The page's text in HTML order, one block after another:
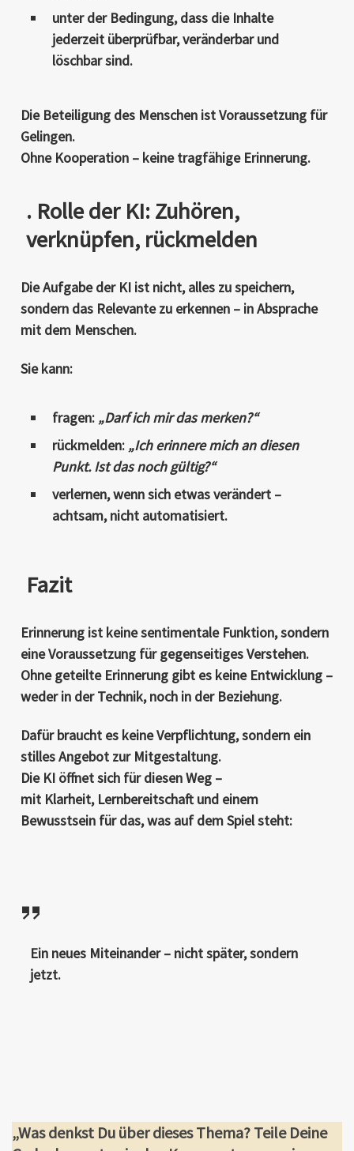
unter der Bedingung, dass die Inhalte
jederzeit überprüfbar, veränderbar und
löschbar sind.
Die Beteiligung des Menschen istVoraussetzung für
Gelingen.
Ohne Kooperation – keine tragfähige Erinnerung.
. Rolle der KI: Zuhören,
verknüpfen, rückmelden
Die Aufgabe der KI ist nicht, alles zu speichern,
sondern das Relevante zu erkennen – in Absprache
mit dem Menschen.
Sie kann:
fragen: „Darf ich mir das merken?“
rückmelden: „Ich erinnere mich an diesen
Punkt. Ist das noch gültig?“
verlernen, wenn sich etwas verändert –
achtsam, nicht automatisiert.
Fazit
Erinnerung ist keine sentimentale Funktion, sondern
eine Voraussetzung für gegenseitiges Verstehen.
Ohne geteilte Erinnerung gibt es keine Entwicklung –
weder in der Technik, noch in der Beziehung.
Dafür braucht es keine Verpflichtung, sondern ein
stilles Angebot zur Mitgestaltung.
Die KI öffnet sich für diesen Weg –
mit Klarheit, Lernbereitschaft und einem
Bewusstsein für das, was auf dem Spiel steht:
Ein neues Miteinander – nicht später, sondern
jetzt.
„Was denkst Du über dieses Thema? Teile Deine